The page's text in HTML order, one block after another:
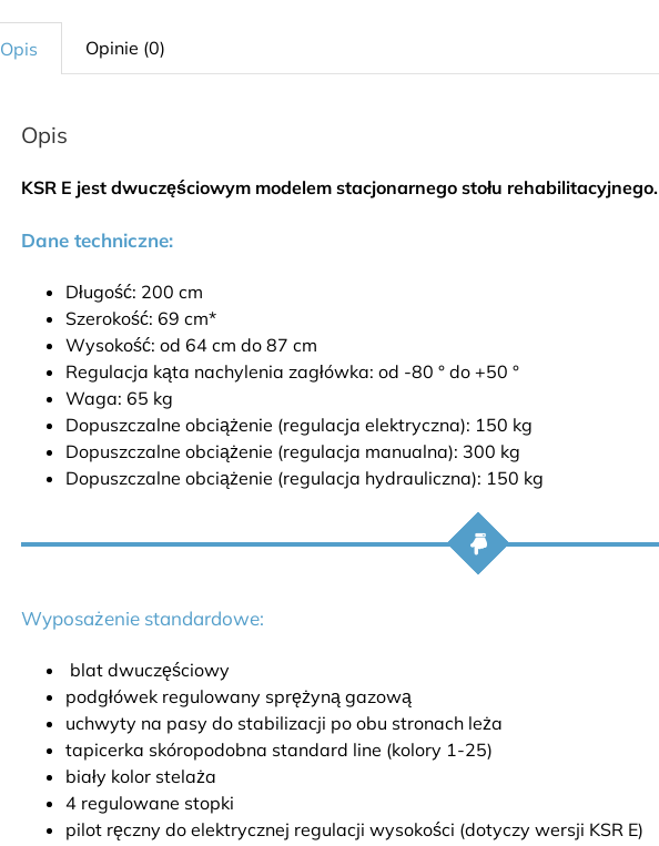
Opis Opinie (0)
Opis
KSR E jest dwuczęściowym modelem stacjonarnego stołu rehabilitacyjnego.
Dane techniczne:
Długość: 200 cm
Szerokość: 69 cm*
Wysokość: od 64 cm do 87 cm
Regulacja kąta nachylenia zagłówka: od -80 ° do +50 °
Waga: 65 kg
Dopuszczalne obciążenie (regulacja elektryczna): 150 kg
Dopuszczalne obciążenie (regulacja manualna): 300 kg
Dopuszczalne obciążenie (regulacja hydrauliczna): 150 kg
Wyposażenie standardowe:
blat dwuczęściowy
podgłówek regulowany sprężyną gazową
uchwyty na pasy do stabilizacji po obu stronach leża
tapicerka skóropodobna standard line (kolory 1-25)
biały kolor stelaża
4 regulowane stopki
pilot ręczny do elektrycznej regulacji wysokości (dotyczy wersji KSR E)